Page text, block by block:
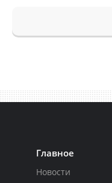
Главное
Новости